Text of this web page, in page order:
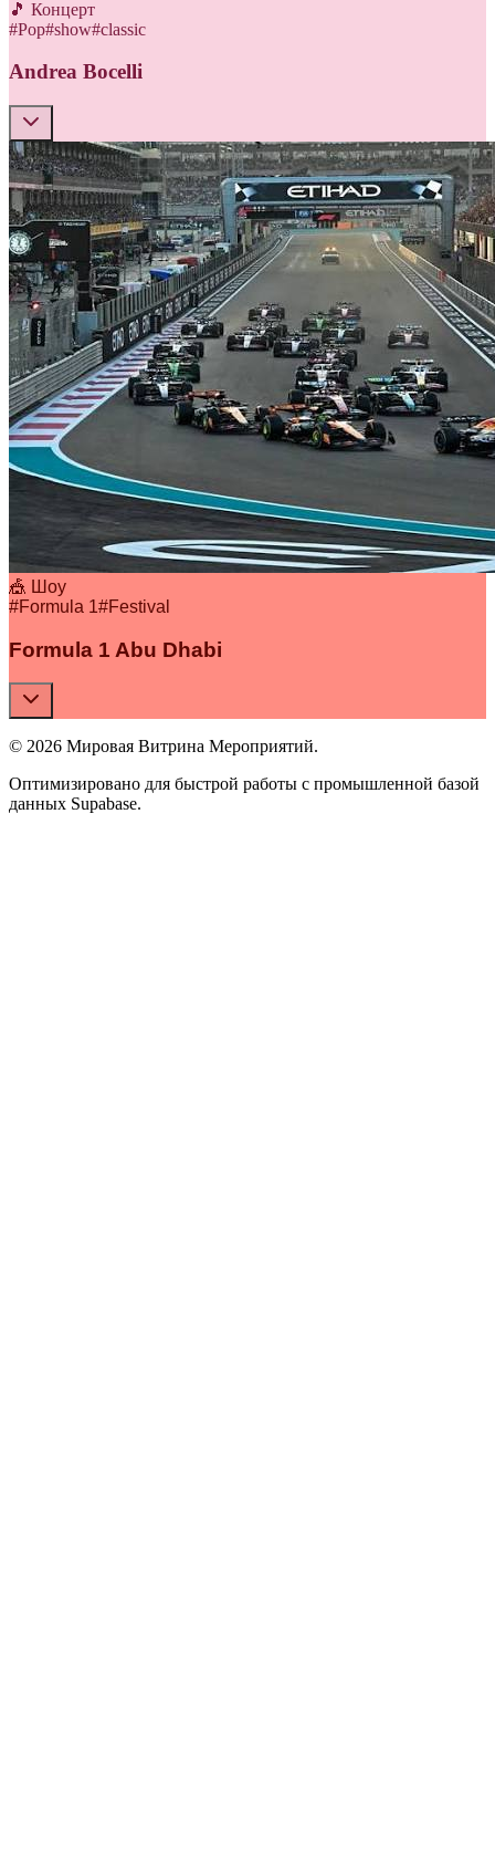
🎵 Концерт
#Pop#show#classic
Andrea Bocelli
🎪 Шоу
#Formula 1#Festival
Formula 1 Abu Dhabi
© 2026 Мировая Витрина Мероприятий.
Оптимизировано для быстрой работы с промышленной базой
данных Supabase.